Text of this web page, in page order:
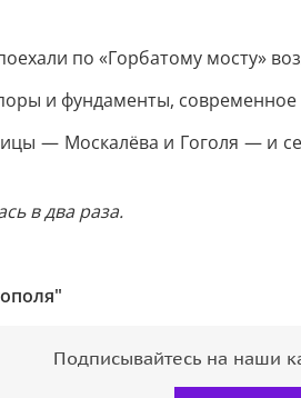
по «Горбатому мосту»
и фундаменты,
— Москалёва и Гоголя — и
в два раза.
Подписывайтесь на наши